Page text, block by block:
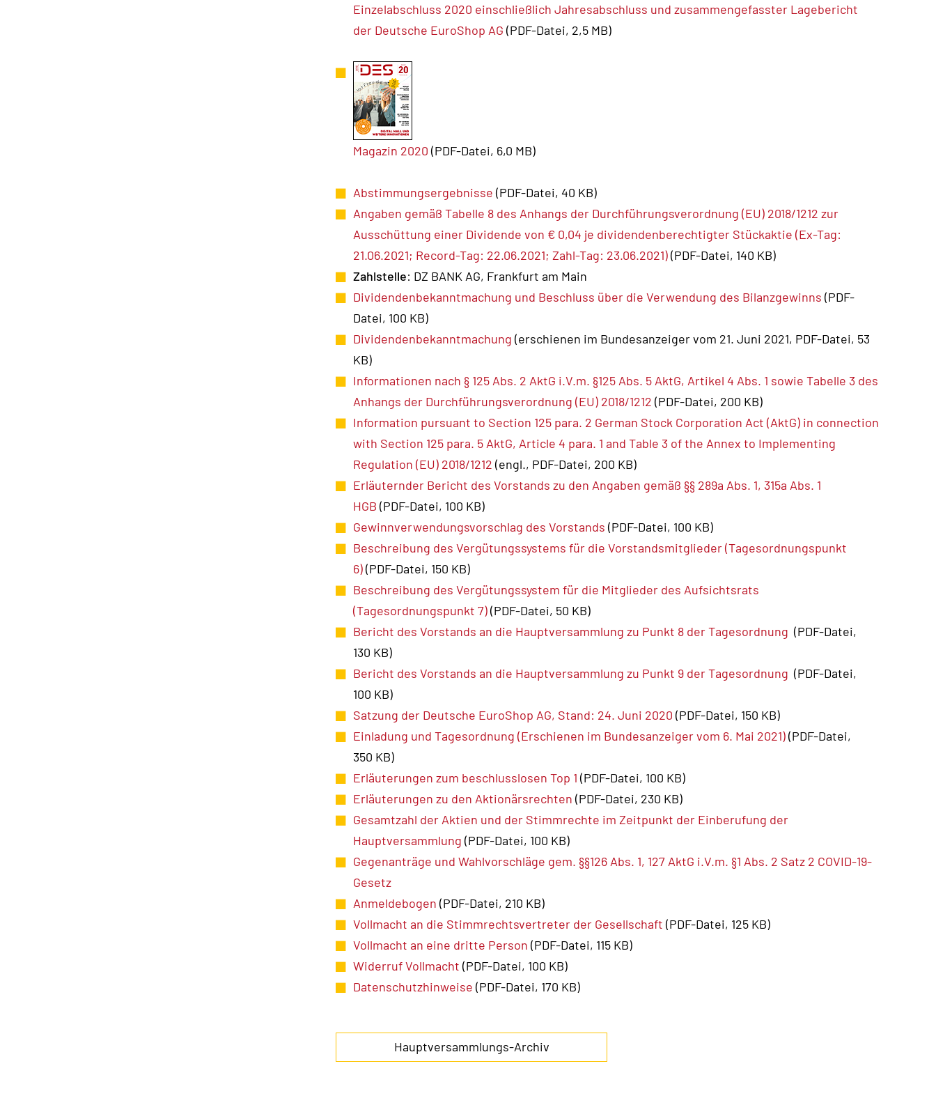
Einzelabschluss 2020 einschließlich Jahresabschluss und zusammengefasster Lagebericht
der Deutsche EuroShop AG (PDF-Datei, 2,5 MB)
Magazin 2020 (PDF-Datei, 6,0 MB)
Abstimmungsergebnisse (PDF-Datei, 40 KB)
Angaben gemäß Tabelle 8 des Anhangs der Durchführungsverordnung (EU) 2018/1212 zur
Ausschüttung einer Dividende von € 0,04 je dividendenberechtigter Stückaktie (Ex-Tag:
21.06.2021; Record-Tag: 22.06.2021; Zahl-Tag: 23.06.2021)(PDF-Datei, 140 KB)
Zahlstelle: DZ BANK AG, Frankfurt am Main
Dividendenbekanntmachung und Beschluss über die Verwendung des Bilanzgewinns (PDF-
Datei, 100 KB)
Dividendenbekanntmachung (erschienen im Bundesanzeiger vom 21. Juni 2021, PDF-Datei, 53
KB)
Informationen nach § 125 Abs. 2 AktG i.V.m. §125 Abs. 5 AktG, Artikel 4 Abs. 1 sowie Tabelle 3 des
Anhangs der Durchführungsverordnung (EU) 2018/1212 (PDF-Datei, 200 KB)
Information pursuant to Section 125 para. 2 German Stock Corporation Act (AktG) in connection
with Section 125 para. 5 AktG, Article 4 para. 1 and Table 3 of the Annex to Implementing
Regulation (EU) 2018/1212 (engl., PDF-Datei, 200 KB)
Erläuternder Bericht des Vorstands zu den Angaben gemäß §§ 289a Abs. 1, 315a Abs. 1
HGB (PDF-Datei, 100 KB)
Gewinnverwendungsvorschlag des Vorstands (PDF-Datei, 100 KB)
Beschreibung des Vergütungssystems für die Vorstandsmitglieder (Tagesordnungspunkt
6)(PDF-Datei, 150 KB)
Beschreibung des Vergütungssystem für die Mitglieder des Aufsichtsrats
(Tagesordnungspunkt 7)(PDF-Datei, 50 KB)
Bericht des Vorstands an die Hauptversammlung zu Punkt 8 der Tagesordnung (PDF-Datei,
130 KB)
Bericht des Vorstands an die Hauptversammlung zu Punkt 9 der Tagesordnung (PDF-Datei,
100 KB)
Satzung der Deutsche EuroShop AG, Stand: 24. Juni 2020 (PDF-Datei, 150 KB)
Einladung und Tagesordnung (Erschienen im Bundesanzeiger vom 6. Mai 2021)(PDF-Datei,
350 KB)
Erläuterungen zum beschlusslosen Top 1 (PDF-Datei, 100 KB)
Erläuterungen zu den Aktionärsrechten (PDF-Datei, 230 KB)
Gesamtzahl der Aktien und der Stimmrechte im Zeitpunkt der Einberufung der
Hauptversammlung (PDF-Datei, 100 KB)
Gegenanträge und Wahlvorschläge gem. §§126 Abs. 1, 127 AktG i.V.m. §1 Abs. 2 Satz 2 COVID-19-
Gesetz
Anmeldebogen (PDF-Datei, 210 KB)
Vollmacht an die Stimmrechtsvertreter der Gesellschaft (PDF-Datei, 125 KB)
Vollmacht an eine dritte Person (PDF-Datei, 115 KB)
Widerruf Vollmacht (PDF-Datei, 100 KB)
Datenschutzhinweise (PDF-Datei, 170 KB)
Hauptversammlungs-Archiv